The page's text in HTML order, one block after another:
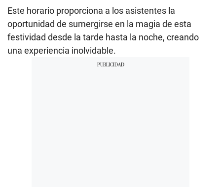
Este horario proporciona a los asistentes la
oportunidad de sumergirse en la magia de esta
festividad desde la tarde hasta la noche, creando
una experiencia inolvidable.